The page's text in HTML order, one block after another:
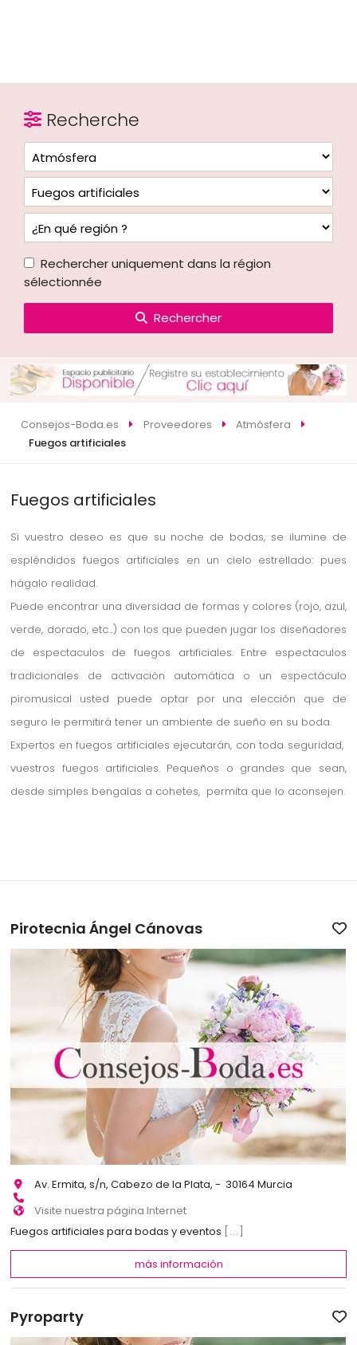
Recherche
Rechercher uniquement dans la région
sélectionnée
Rechercher
Consejos-Boda.es Proveedores
Atmósfera
Fuegos artificiales
Fuegos artificiales
Si vuestro deseo es que su noche de bodas, se ilumine de
espléndidos fuegos artificiales en un cielo estrellado: pues
hágalo realidad.
Puede encontrar una diversidad de formas y colores (rojo, azul,
verde, dorado, etc...) con los que pueden jugar los diseñadores
de espectaculos de fuegos artificiales. Entre espectaculos
tradicionales de activación automática o un espectáculo
piromusical usted puede optar por una elección que de
seguro le permitirá tener un ambiente de sueño en su boda.
Expertos en fuegos artificiales ejecutarán, con toda seguridad,
vuestros fuegos artificiales. Pequeños o grandes que sean,
desde simples bengalas a cohetes, permita que lo aconsejen.
Pirotecnia Ángel Cánovas
Av. Ermita, s/n, Cabezo de la Plata, - 30164 Murcia
Visite nuestra página Internet
Fuegos artificiales para bodas y eventos
[...]
más información
Pyroparty